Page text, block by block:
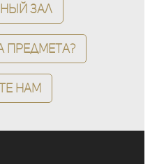
зал
предмета?
нам